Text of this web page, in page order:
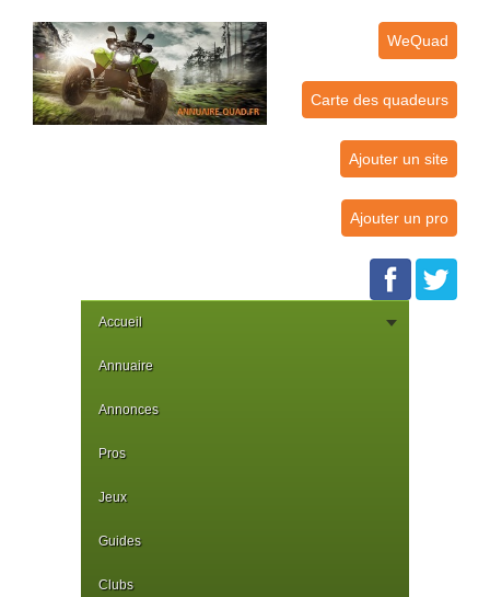
WeQuad
Carte des quadeurs
Ajouter un site
Ajouter un pro
Accueil
Annuaire
Annonces
Pros
Jeux
Guides
Clubs